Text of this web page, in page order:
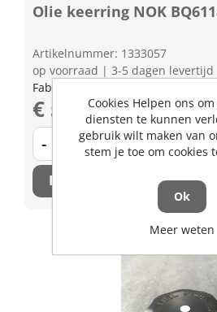
Olie keerring NOK
Artikelnummer: 1333057
op voorraad | 3-5 dagen levertijd
Fabrikant artikel nummer:
€ 58,98 excl. BTW
-
Bestel nu!
Cookies Helpen ons
diensten te kunnen
gebruik wilt maken van
stem je toe om cookies
Ok
Meer weten